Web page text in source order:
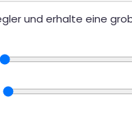
und erhalte eine